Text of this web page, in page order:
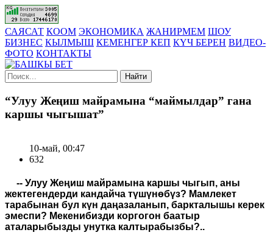
САЯСАТ КООМ ЭКОНОМИКА ЖАНИРМЕМ ШОУ
БИЗНЕС КЫЛМЫШ КЕМЕНГЕР КЕП КҮЧ БЕРЕН ВИДЕО-
ФОТО КОНТАКТЫ
Найти
“Улуу Жеңиш майрамына “маймылдар” гана
каршы чыгышат”
10-май, 00:47
632
-- Улуу Жеңиш майрамына каршы чыгып, аны
жектегендерди кандайча түшүнөбүз? Мамлекет
тарабынан бул күн даңазаланып, баркталышы керек
эмеспи? Мекенибизди коргогон баатыр
аталарыбызды унутка калтырабызбы?..